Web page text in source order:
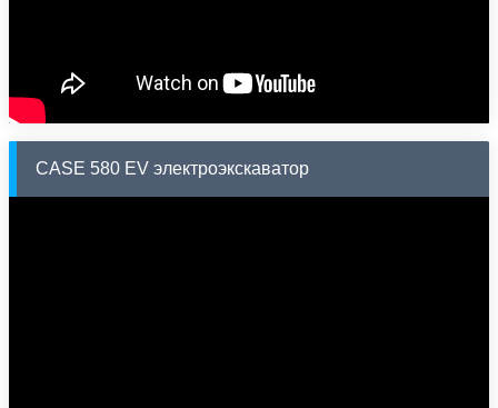
CASE 580 EV электроэкскаватор